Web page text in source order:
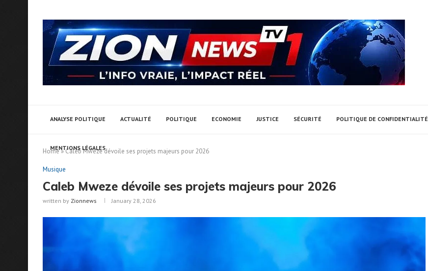
ANALYSE POLITIQUE ACTUALITÉ POLITIQUE ECONOMIE JUSTICE SÉCURITÉ POLITIQUE DE CONFIDENTIALITÉ
MENTIONS LÉGALES
Home»Caleb Mweze dévoile ses projets majeurs pour 2026
Musique
Caleb Mweze dévoile ses projets majeurs pour 2026
written by Zionnews January 28, 2026